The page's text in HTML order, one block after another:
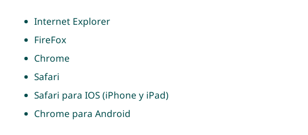
Internet Explorer
FireFox
Chrome
Safari
Safari para IOS(iPhone y iPad)
Chrome para Android